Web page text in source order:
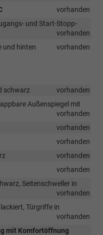
vorhanden
und Start-Stopp-
vorhanden
und hinten
vorhanden
schwarz
vorhanden
Außenspiegel mit
vorhanden
vorhanden
vorhanden
vorhanden
vorhanden
Seitenschweller in
vorhanden
Türgriffe in
vorhanden
mit Komfortöffnung